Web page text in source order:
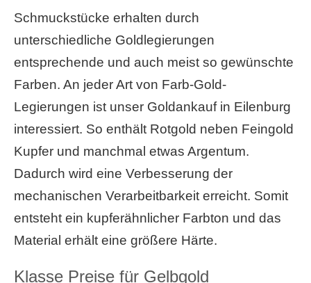
Schmuckstücke erhalten durch
unterschiedliche Goldlegierungen
entsprechende und auch meist so gewünschte
Farben. An jeder Art von Farb-Gold-
Legierungen ist unser Goldankauf in Eilenburg
interessiert. So enthält Rotgold neben Feingold
Kupfer und manchmal etwas Argentum.
Dadurch wird eine Verbesserung der
mechanischen Verarbeitbarkeit erreicht. Somit
entsteht ein kupferähnlicher Farbton und das
Material erhält eine größere Härte.
Klasse Preise für Gelbgold